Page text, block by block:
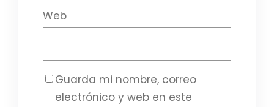
Web
Guarda mi nombre, correo
electrónico y web en este